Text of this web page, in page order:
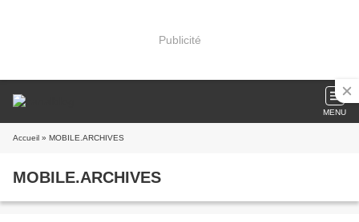
Publicité
MENU
Accueil » MOBILE.ARCHIVES
MOBILE.ARCHIVES